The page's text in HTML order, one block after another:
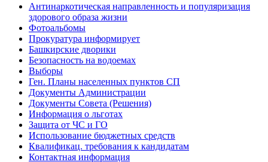
Антинаркотическая направленность и популяризация
здорового образа жизни
Фотоальбомы
Прокуратура информирует
Башкирские дворики
Безопасность на водоемах
Выборы
Ген. Планы населенных пунктов СП
Документы Администрации
Документы Совета (Решения)
Информация о льготах
Защита от ЧС и ГО
Использование бюджетных средств
Квалификац. требования к кандидатам
Контактная информация